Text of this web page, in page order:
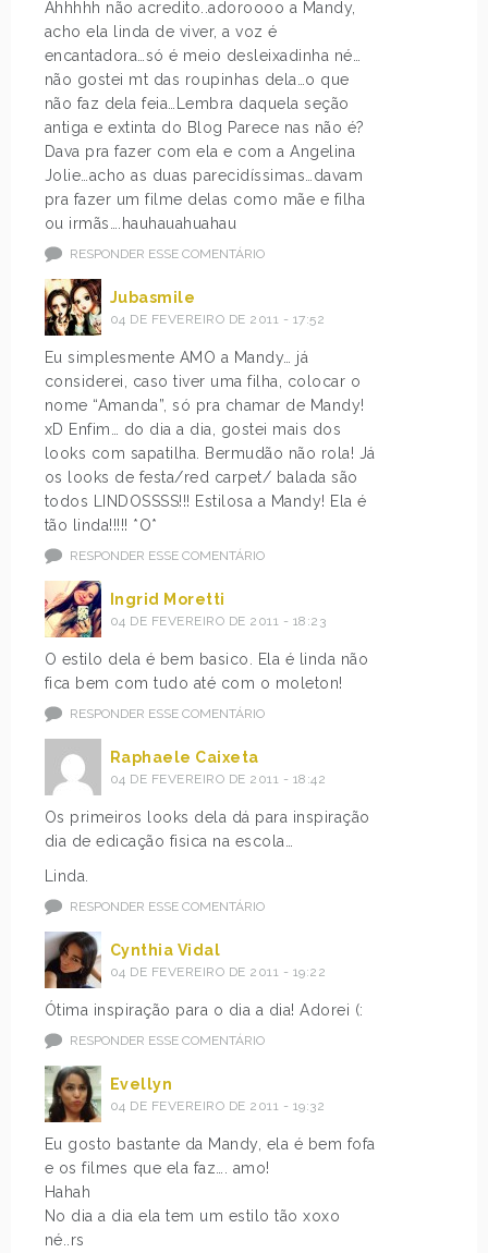
Ahhhhh não acredito..adoroooo a Mandy,
acho ela linda de viver, a voz é
encantadora…só é meio desleixadinha né…
não gostei mt das roupinhas dela…o que
não faz dela feia…Lembra daquela seção
antiga e extinta do Blog Parece nas não é?
Dava pra fazer com ela e com a Angelina
Jolie…acho as duas parecidíssimas…davam
pra fazer um filme delas como mãe e filha
ou irmãs….hauhauahuahau
RESPONDER ESSE COMENTÁRIO
Jubasmile
04 DE FEVEREIRO DE 2011 - 17:52
Eu simplesmente AMO a Mandy… já
considerei, caso tiver uma filha, colocar o
nome “Amanda”, só pra chamar de Mandy!
xD Enfim… do dia a dia, gostei mais dos
looks com sapatilha. Bermudão não rola! Já
os looks de festa/red carpet/ balada são
todos LINDOSSSS!!! Estilosa a Mandy! Ela é
tão linda!!!!! *O*
RESPONDER ESSE COMENTÁRIO
Ingrid Moretti
04 DE FEVEREIRO DE 2011 - 18:23
O estilo dela é bem basico. Ela é linda não
fica bem com tudo até com o moleton!
RESPONDER ESSE COMENTÁRIO
Raphaele Caixeta
04 DE FEVEREIRO DE 2011 - 18:42
Os primeiros looks dela dá para inspiração
dia de edicação fisica na escola…
Linda.
RESPONDER ESSE COMENTÁRIO
Cynthia Vidal
04 DE FEVEREIRO DE 2011 - 19:22
Ótima inspiração para o dia a dia! Adorei (:
RESPONDER ESSE COMENTÁRIO
Evellyn
04 DE FEVEREIRO DE 2011 - 19:32
Eu gosto bastante da Mandy, ela é bem fofa
e os filmes que ela faz…. amo!
Hahah
No dia a dia ela tem um estilo tão xoxo
né..rs